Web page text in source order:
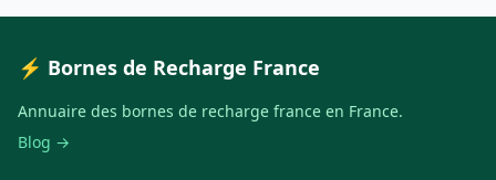
⚡ Bornes de Recharge France
Annuaire des bornes de recharge france en France.
Blog →